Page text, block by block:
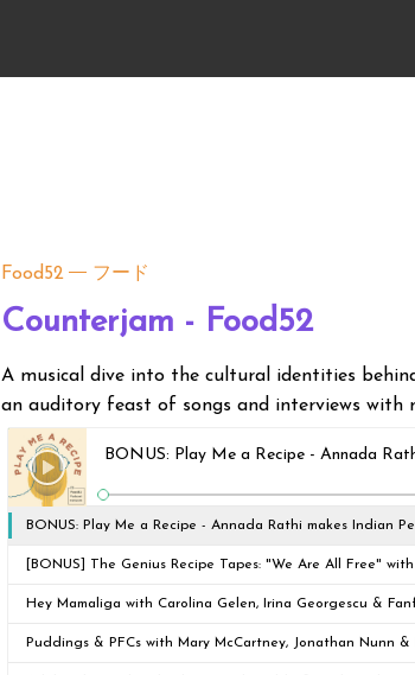
Food52 フード
Counterjam - Food52
A musical dive into the cultural identities
an auditory feast of songs and interviews with
BONUS: Play Me a Recipe - Annada
BONUS: Play Me a Recipe - Annada Rathi makes Indian
[BONUS] The Genius Recipe Tapes: "We Are All Free"
Hey Mamaliga with Carolina Gelen, Irina Georgescu &
Puddings & PFCs with Mary McCartney, Jonathan Nunn &